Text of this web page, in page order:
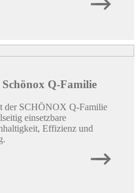
& Co KG -Marke SCHÖNOX-
Q-Familie
der SCHÖNOX Q-Familie
einsetzbare
Effizienz und